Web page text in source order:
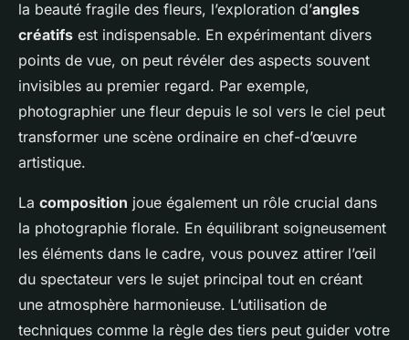
la beauté fragile des fleurs, l’exploration d’angles
créatifs est indispensable. En expérimentant divers
points de vue, on peut révéler des aspects souvent
invisibles au premier regard. Par exemple,
photographier une fleur depuis le sol vers le ciel peut
transformer une scène ordinaire en chef-d’œuvre
artistique.
La composition joue également un rôle crucial dans
la photographie florale. En équilibrant soigneusement
les éléments dans le cadre, vous pouvez attirer l’œil
du spectateur vers le sujet principal tout en créant
une atmosphère harmonieuse. L’utilisation de
techniques comme la règle des tiers peut guider votre